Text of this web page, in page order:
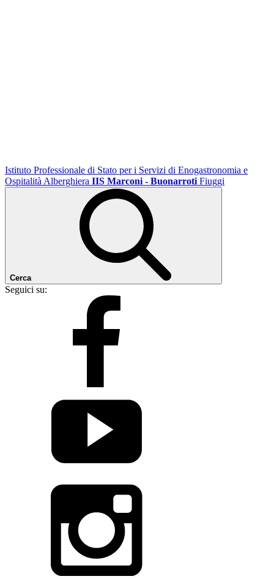
Istituto Professionale di Stato per i Servizi di Enogastronomia e
Ospitalità Alberghiera IIS Marconi - Buonarroti Fiuggi
Cerca
Seguici su: